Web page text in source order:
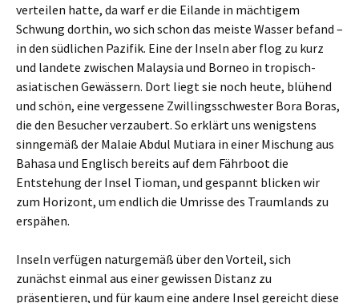
verteilen hatte, da warf er die Eilande in mächtigem
Schwung dorthin, wo sich schon das meiste Wasser befand –
in den südlichen Pazifik. Eine der Inseln aber flog zu kurz
und landete zwischen Malaysia und Borneo in tropisch-
asiatischen Gewässern. Dort liegt sie noch heute, blühend
und schön, eine vergessene Zwillingsschwester Bora Boras,
die den Besucher verzaubert. So erklärt uns wenigstens
sinngemäß der Malaie Abdul Mutiara in einer Mischung aus
Bahasa und Englisch bereits auf dem Fährboot die
Entstehung der Insel Tioman, und gespannt blicken wir
zum Horizont, um endlich die Umrisse des Traumlands zu
erspähen.
Inseln verfügen naturgemäß über den Vorteil, sich
zunächst einmal aus einer gewissen Distanz zu
präsentieren, und für kaum eine andere Insel gereicht diese